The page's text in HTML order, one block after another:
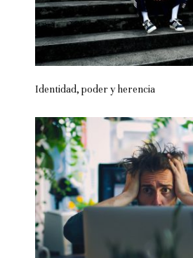
Identidad, poder y herencia